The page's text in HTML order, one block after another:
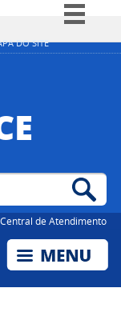
DO SITE
à informação
Central de Atendimento